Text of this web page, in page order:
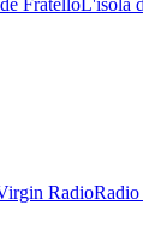
Radio